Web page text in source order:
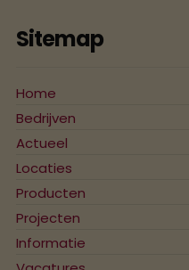
Sitemap
Home
Bedrijven
Actueel
Locaties
Producten
Projecten
Informatie